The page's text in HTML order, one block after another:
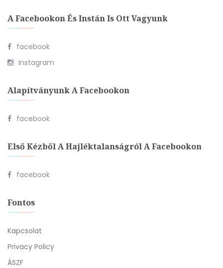
A Facebookon És Instán Is Ott Vagyunk
facebook
Instagram
Alapítványunk A Facebookon
facebook
Első Kézből A Hajléktalanságról A Facebookon
facebook
Fontos
Kapcsolat
Privacy Policy
ÁSZF